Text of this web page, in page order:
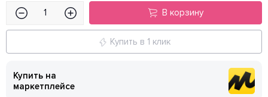
В корзину
Купить в 1 клик
Купить на
маркетплейсе